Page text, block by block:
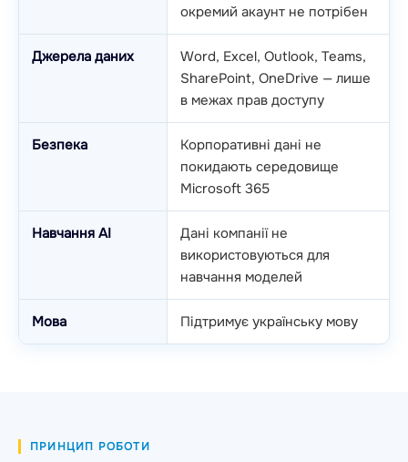
окремий акаунт не потрібен
Джерела даних
Word, Excel, Outlook, Teams,
SharePoint, OneDrive — лише
в межах прав доступу
Безпека
Корпоративні дані не
покидають середовище
Microsoft 365
Навчання AI
Дані компанії не
використовуються для
навчання моделей
Мова Підтримує українську мову
ПРИНЦИП РОБОТИ